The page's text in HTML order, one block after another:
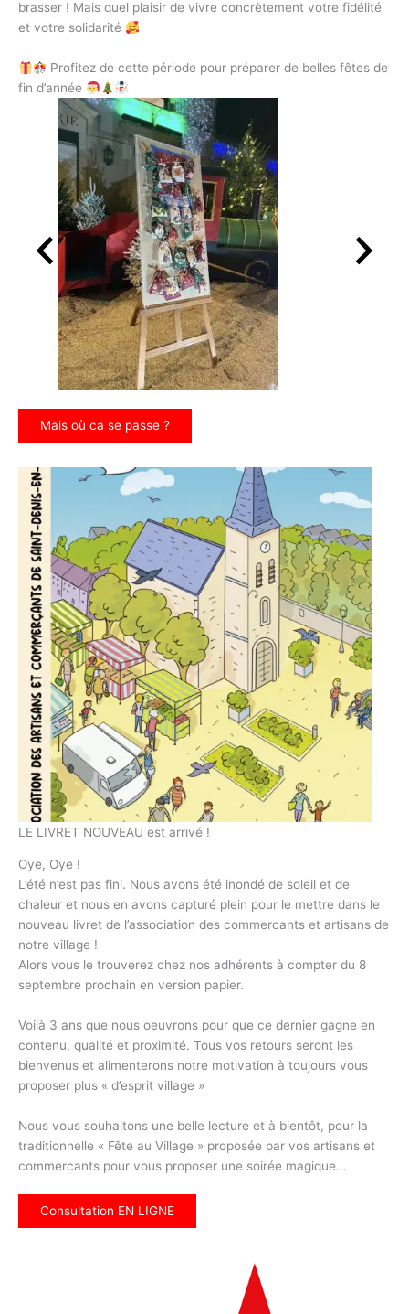
brasser ! Mais quel plaisir de vivre concrètement votre fidélité
et votre solidarité
Profitez de cette période pour préparer de belles fêtes de
fin d’année
Mais où ca se passe ?
LE LIVRET NOUVEAU est arrivé !
Oye, Oye !
L’été n’est pas fini. Nous avons été inondé de soleil et de
chaleur et nous en avons capturé plein pour le mettre dans le
nouveau livret de l’association des commercants et artisans de
notre village !
Alors vous le trouverez chez nos adhérents à compter du 8
septembre prochain en version papier.
Voilà 3 ans que nous oeuvrons pour que ce dernier gagne en
contenu, qualité et proximité. Tous vos retours seront les
bienvenus et alimenterons notre motivation à toujours vous
proposer plus « d’esprit village »
Nous vous souhaitons une belle lecture et à bientôt, pour la
traditionnelle « Fête au Village » proposée par vos artisans et
commercants pour vous proposer une soirée magique…
Consultation EN LIGNE